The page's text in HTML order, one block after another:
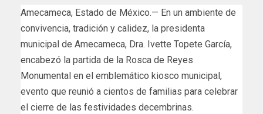
Amecameca, Estado de México.— En un ambiente de
convivencia, tradición y calidez, la presidenta
municipal de Amecameca, Dra. Ivette Topete García,
encabezó la partida de la Rosca de Reyes
Monumental en el emblemático kiosco municipal,
evento que reunió a cientos de familias para celebrar
el cierre de las festividades decembrinas.